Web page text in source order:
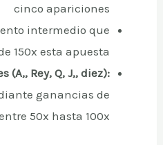
cinco apariciones
intermedio que
150x esta apuesta
(A,, Rey, Q, J,, diez):
ganancias de
50x hasta 100x